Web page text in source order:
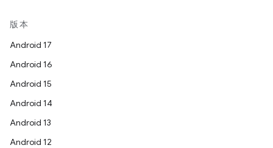
版本
Android 17
Android 16
Android 15
Android 14
Android 13
Android 12